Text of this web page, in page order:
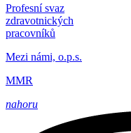
Profesní svaz
zdravotnických
pracovníků
Mezi námi, o.p.s.
MMR
nahoru